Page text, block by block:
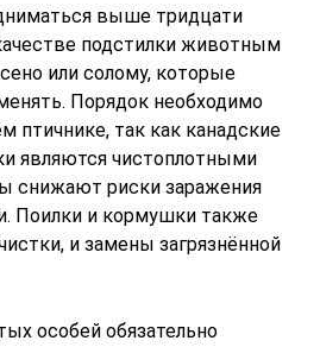
выше тридцати
подстилки животным
или солому, которые
Порядок необходимо
птичнике, так как канадские
являются чистоплотными
снижают риски заражения
Поилки и кормушки также
и замены загрязнённой
особей обязательно